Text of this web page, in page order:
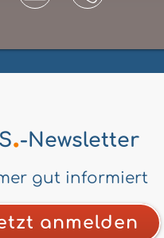
.-Newsletter
gut informiert
anmelden